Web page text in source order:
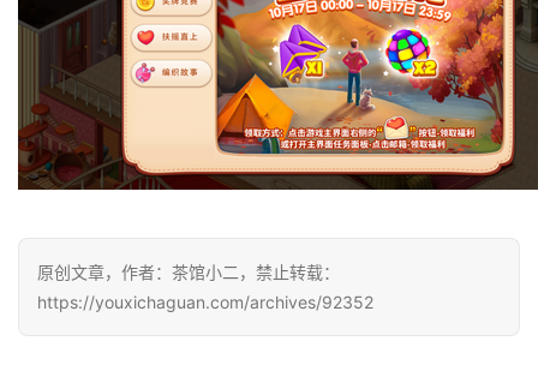
原创文章，作者：茶馆小二，禁止转载：
https://youxichaguan.com/archives/92352